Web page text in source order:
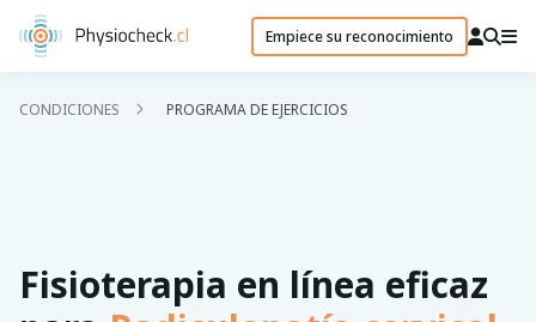
Empiece su reconocimiento
CONDICIONES PROGRAMA DE EJERCICIOS
Fisioterapia en línea eficaz